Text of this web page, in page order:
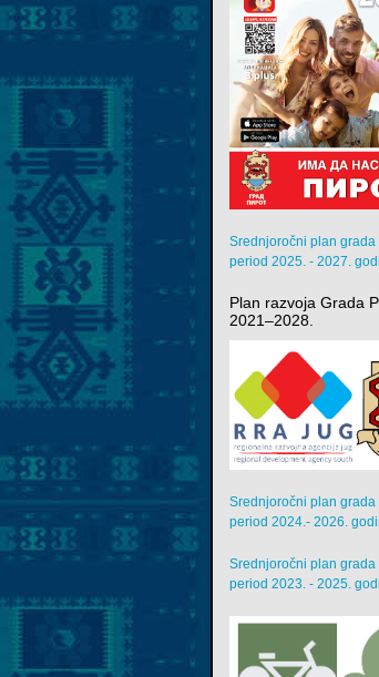
Srednjoročni plan grada
period 2025. - 2027.
Plan razvoja Grada
2021–2028.
Srednjoročni plan grada
period 2024.- 2026.
Srednjoročni plan grada
period 2023. - 2025.